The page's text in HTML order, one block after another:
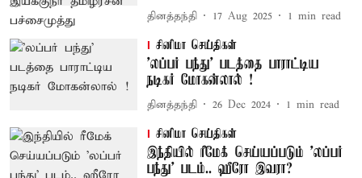
தினத்தந்தி 17 Aug 2025 1 min read
சினிமா செய்திகள்
'லப்பர் பந்து' படத்தை பாராட்டிய
நடிகர் மோகன்லால் !
தினத்தந்தி 26 Dec 2024 1 min read
சினிமா செய்திகள்
இந்தியில் ரீமேக் செய்யப்படும் 'லப்பர்
பந்து' படம்.. ஹீரோ இவரா?